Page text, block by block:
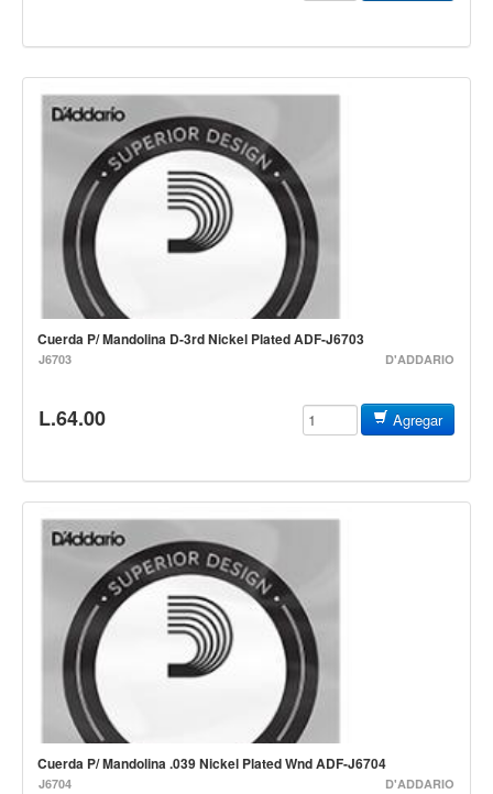
Fundas
Accesorios
Violin
Viola
Cello
Contrabajo
Fundas y estuches
Cuerdas
Armonica
Cornetas y cornos
Flauta y pitos
Melodica
Saxofon
Trompeta
Tuba
Cuerda P/ Mandolina D-3rd Nickel Plated ADF-J6703
J6703 D'ADDARIO
L.64.00 Agregar
Cuerda P/ Mandolina .039 Nickel Plated Wnd ADF-J6704
J6704 D'ADDARIO